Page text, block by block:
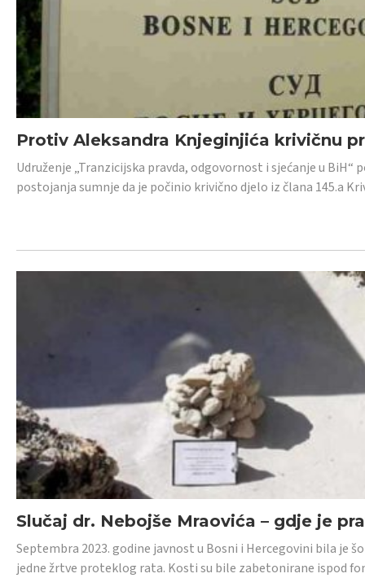
Protiv Aleksandra Knjeginjića krivičnu
Udruženje „Tranzicijska pravda, odgovornost i sjećanje u
postojanja sumnje da je počinio krivično djelo iz člana 145.a
Slučaj dr. Nebojše Mraovića – gdje je
Septembra 2023. godine javnost u Bosni i Hercegovini bila je
jedne žrtve proteklog rata. Kosti su bile zabetonirane ispod